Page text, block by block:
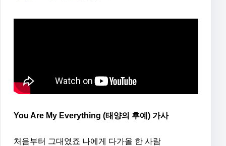
You Are My Everything (태양의 후예) 가사
처음부터 그대였죠 나에게 다가올 한 사람